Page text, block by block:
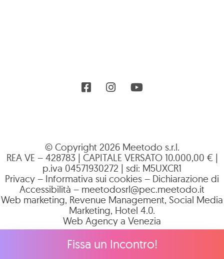
Fissa un Incontro!
Pagina Facebook
Profilo Instagram
Canale YouTube
© Copyright 2026 Meetodo s.r.l.
REA VE – 428783 | CAPITALE VERSATO 10.000,00 € |
p.iva 04571930272 | sdi: M5UXCR1
Privacy – Informativa sui cookies – Dichiarazione di
Accessibilità – meetodosrl@pec.meetodo.it
Web marketing, Revenue Management, Social Media
Marketing, Hotel 4.0.
Web Agency a Venezia